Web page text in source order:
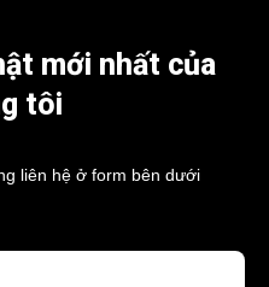
mới nhất của
tôi
liên hệ ở form bên dưới